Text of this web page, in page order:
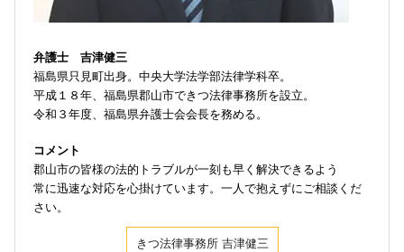
弁護士 吉津健三
福島県只見町出身。中央大学法学部法律学科卒。
平成１８年、福島県郡山市できつ法律事務所を設立。
令和３年度、福島県弁護士会会長を務める。
コメント
郡山市の皆様の法的トラブルが一刻も早く解決できるよう
常に迅速な対応を心掛けています。一人で抱えずにご相談くだ
さい。
きつ法律事務所 吉津健三